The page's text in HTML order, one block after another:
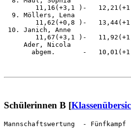
11,16(+3,1 )-
9. Möllers, Lena
11,62(+0,8 )-
10. Janich, Anne
11,67(+3,1 )-
Ader, Nicola
abgem.       -
Schülerinnen B [
Mannschaftswertung  -